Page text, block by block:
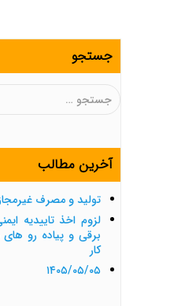
جستجو
جستجو
آخرین مطالب
تولید و مصرف غیرمجاز
لزوم اخذ تاییدیه
برقی و پیاده رو
کار
۱۴۰۵/۰۵/۰۵